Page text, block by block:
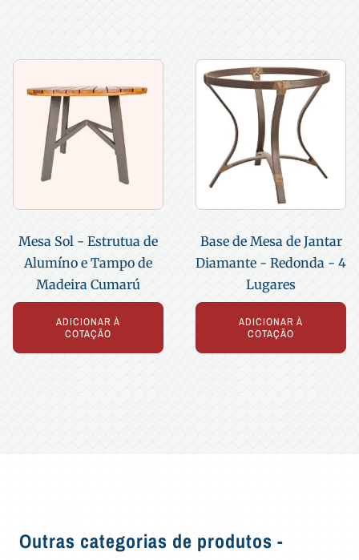
Mesa Sol - Estrutua de
Alumíno e Tampo de
Madeira Cumarú
ADICIONAR À
COTAÇÃO
Base de Mesa de Jantar
Diamante - Redonda - 4
Lugares
ADICIONAR À
COTAÇÃO
Outras categorias de produtos -